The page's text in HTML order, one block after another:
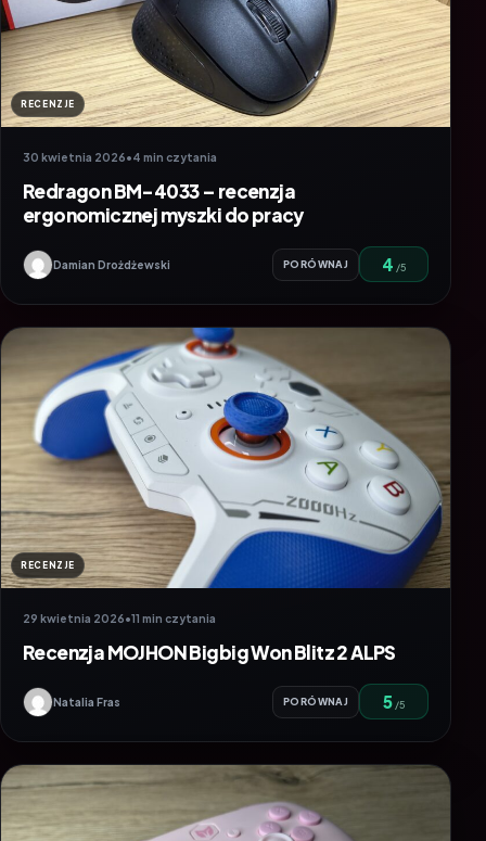
RECENZJE
30 kwietnia 2026•4 min czytania
Redragon BM-4033 – recenzja
ergonomicznej myszki do pracy
Damian Drożdżewski PORÓWNAJ 4 /5
RECENZJE
29 kwietnia 2026•11 min czytania
Recenzja MOJHON Bigbig Won Blitz 2 ALPS
Natalia Fras PORÓWNAJ 5 /5